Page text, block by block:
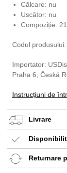
Călcare: nu
Uscător: nu
Compoziție:
Codul
Importator:
Praha 6, Česká
Instrucțiuni de
Livrare
Returnare